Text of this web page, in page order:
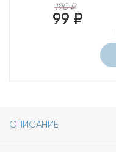
190 ₽
99 ₽
ОПИСАНИЕ